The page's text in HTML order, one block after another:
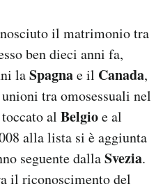
il matrimonio tra
ben dieci anni fa,
laSpagnae il Canada,
tra omosessuali nel
al Belgioe al
alla lista si è aggiunta
seguente dallaSvezia.
il riconoscimento del